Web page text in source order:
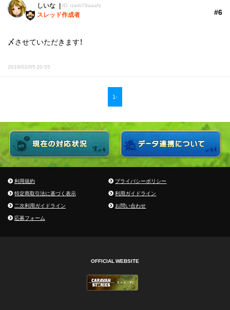
しいな ID: rza4r79aaafz
スレッド作成者 #6
〆させていただきます！
2019/02/05 20:55
1-
利用規約
プライバシーポリシー
特定商取引法に基づく表示
利用ガイドライン
二次利用ガイドライン
お問い合わせ
応募フォーム
OFFICIAL WEBSITE